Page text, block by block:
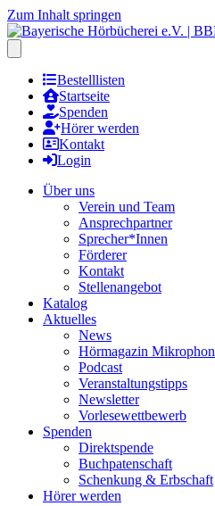
Zum Inhalt springen
Bestelllisten
Startseite
Spenden
Hörer werden
Kontakt
Login
Über uns
Verein und Team
Ansprechpartner
Sprecher*Innen
Förderer
Kontakt
Stellenangebot
Katalog
Aktuelles
News
Hörmagazin Mikrophon
Podcast
Veranstaltungstipps
Newsletter
Vorlesewettbewerb
Spenden
Direktspende
Buchpatenschaft
Schenkung & Erbschaft
Hörer werden